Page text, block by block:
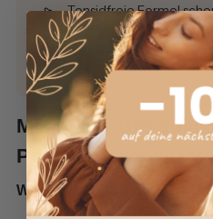
Tensidfreie Formel
Hautgleichgewicht.
Ideal für Reisen,
Mehr über BIO
Poo +
Was ist das No-Poo+